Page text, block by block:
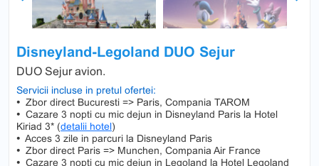
Disneyland-Legoland DUO Sejur
DUO Sejur avion.
Servicii incluse in pretul ofertei:
• Zbor direct Bucuresti => Paris, Compania TAROM
• Cazare 3 nopti cu mic dejun in Disneyland Paris la Hotel
Kiriad 3* (detalii hotel)
• Acces 3 zile in parcuri la Disneyland Paris
• Zbor direct Paris => Munchen, Compania Air France
• Cazare 3 nopti cu mic dejun in Legoland la Hotel Legoland